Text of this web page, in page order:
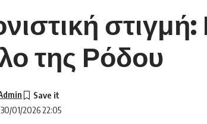
της Ρόδου
01/2026 22:05